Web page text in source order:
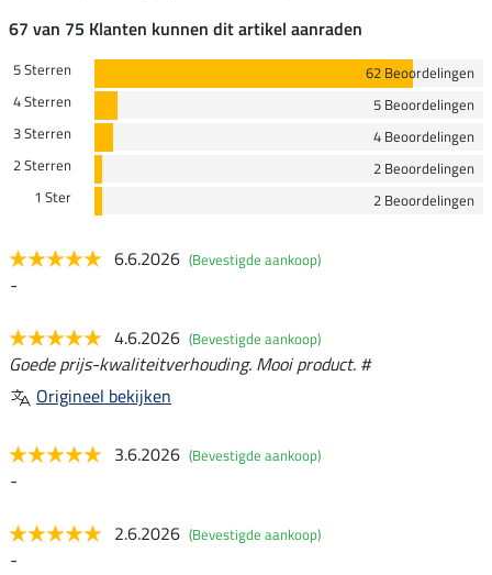
67 van 75 Klanten kunnen dit artikel aanraden
5 Sterren
62 Beoordelingen
4 Sterren
5 Beoordelingen
3 Sterren
4 Beoordelingen
2 Sterren
2 Beoordelingen
1 Ster
2 Beoordelingen
6.6.2026 (Bevestigde aankoop)
-
4.6.2026 (Bevestigde aankoop)
Goede prijs-kwaliteitverhouding. Mooi product. #
Origineel bekijken
3.6.2026 (Bevestigde aankoop)
-
2.6.2026 (Bevestigde aankoop)
-